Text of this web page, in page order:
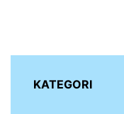
KATEGORI